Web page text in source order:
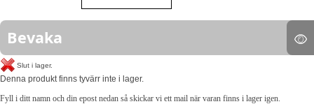
Bevaka
Slut i lager.
Denna produkt finns tyvärr inte i lager.
Fyll i ditt namn och din epost nedan så skickar vi ett mail när varan finns i lager igen.